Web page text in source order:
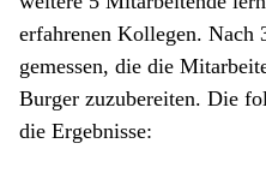
erfahrenen Kollegen. Nach
gemessen, die die
Burger zuzubereiten. Die
die Ergebnisse: